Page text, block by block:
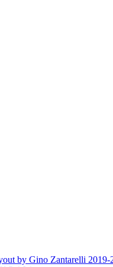
by Gino Zantarelli